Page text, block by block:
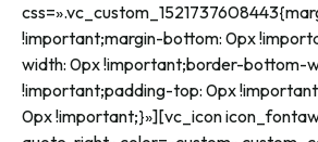
!important;margin-bottom: 0px
width: 0px !important;border-bottom-
!important;padding-top: 0px
0px !important;}»][vc_icon